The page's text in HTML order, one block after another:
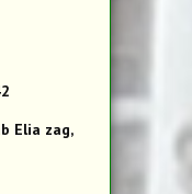
Elia zag,